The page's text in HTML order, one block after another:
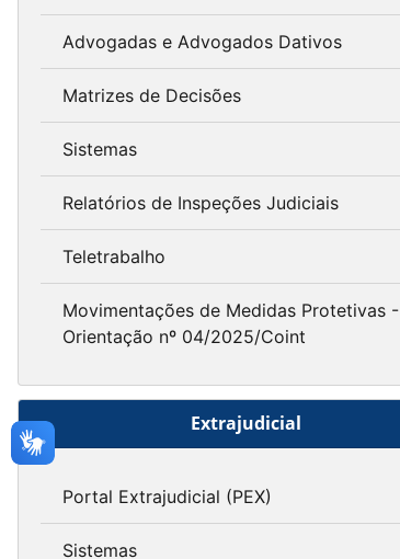
Advogadas e Advogados Dativos
Matrizes de Decisões
Sistemas
Relatórios de Inspeções Judiciais
Teletrabalho
Movimentações de Medidas Protetivas -
Orientação nº 04/2025/Coint
Extrajudicial
Portal Extrajudicial (PEX)
Sistemas